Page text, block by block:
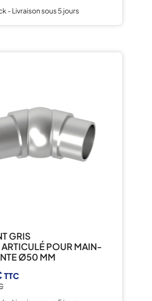
- Livraison sous 5 jours
GRIS
POUR MAIN-
Ø50 MM
TTC